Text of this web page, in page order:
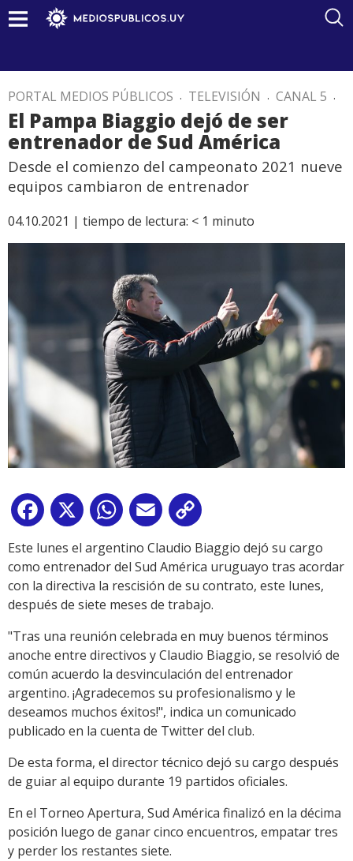
PORTAL MEDIOS PÚBLICOS . TELEVISIÓN . CANAL 5 .
El Pampa Biaggio dejó de ser
entrenador de Sud América
Desde el comienzo del campeonato 2021 nueve
equipos cambiaron de entrenador
04.10.2021 | tiempo de lectura: < 1 minuto
Facebook
X WhatsApp
Email
Link
Este lunes el argentino Claudio Biaggio dejó su cargo
como entrenador del Sud América uruguayo tras acordar
con la directiva la rescisión de su contrato, este lunes,
después de siete meses de trabajo.
"Tras una reunión celebrada en muy buenos términos
anoche entre directivos y Claudio Biaggio, se resolvió de
común acuerdo la desvinculación del entrenador
argentino. ¡Agradecemos su profesionalismo y le
deseamos muchos éxitos!", indica un comunicado
publicado en la cuenta de Twitter del club.
De esta forma, el director técnico dejó su cargo después
de guiar al equipo durante 19 partidos oficiales.
En el Torneo Apertura, Sud América finalizó en la décima
posición luego de ganar cinco encuentros, empatar tres
y perder los restantes siete.